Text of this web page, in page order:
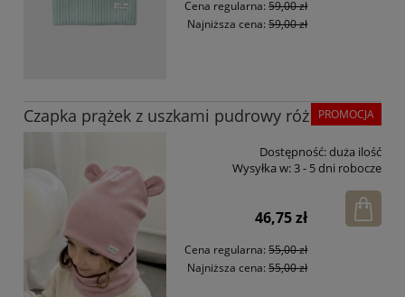
Cena regularna:59,00 zł
Najniższa cena:59,00 zł
Czapka prążek z uszkami pudrowy róż
Dostępność:duża ilość
Wysyłka w: 3 - 5 dni robocze
46,75 zł
Cena regularna:55,00 zł
Najniższa cena:55,00 zł
PROMOCJA